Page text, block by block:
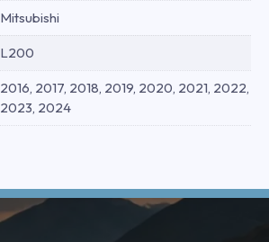
Mitsubishi
L200
2016, 2017, 2018, 2019, 2020, 2021, 2022,
2023, 2024